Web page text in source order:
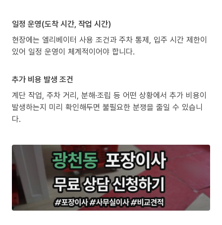
일정 운영(도착 시간, 작업 시간)
현장에는 엘리베이터 사용 조건과 주차 통제, 입주 시간 제한이
있어 일정 운영이 체계적이어야 합니다.
추가 비용 발생 조건
계단 작업, 주차 거리, 분해·조립 등 어떤 상황에서 추가 비용이
발생하는지 미리 확인해두면 불필요한 분쟁을 줄일 수 있습니
다.